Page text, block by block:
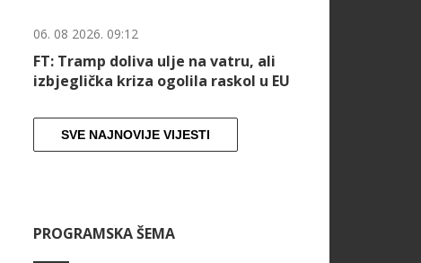
06. 08 2026. 09:12
FT: Tramp doliva ulje na vatru, ali
izbjeglička kriza ogolila raskol u EU
SVE NAJNOVIJE VIJESTI
PROGRAMSKA ŠEMA